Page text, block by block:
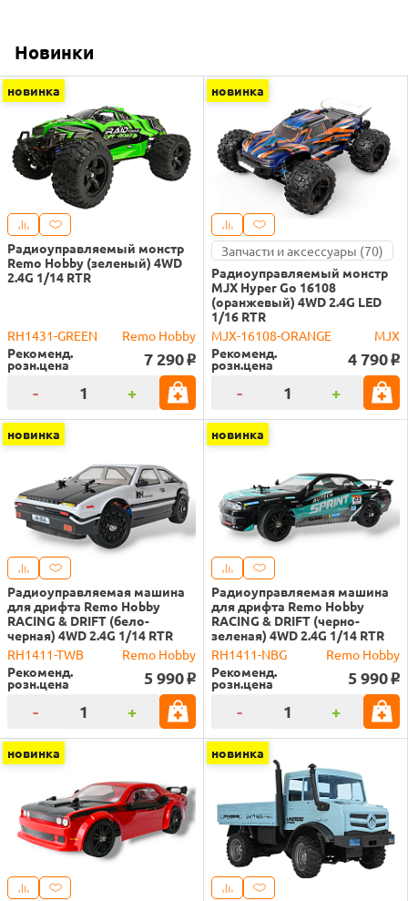
Новинки
новинка
Радиоуправляемый монстр
Remo Hobby (зеленый) 4WD
2.4G 1/14 RTR
RH1431-GREEN
Remo Hobby
Рекоменд.
розн.цена 7 290 o
- +
новинка
Запчасти и аксессуары (70)
Радиоуправляемый монстр
MJX Hyper Go 16108
(оранжевый) 4WD 2.4G LED
1/16 RTR
MJX-16108-ORANGE
MJX
Рекоменд.
розн.цена 4 790 o
- +
новинка
Радиоуправляемая машина
для дрифта Remo Hobby
RACING & DRIFT (бело-
черная) 4WD 2.4G 1/14 RTR
RH1411-TWB
Remo Hobby
Рекоменд.
розн.цена 5 990 o
- +
новинка
Радиоуправляемая машина
для дрифта Remo Hobby
RACING & DRIFT (черно-
зеленая) 4WD 2.4G 1/14 RTR
RH1411-NBG
Remo Hobby
Рекоменд.
розн.цена 5 990 o
- +
новинка новинка